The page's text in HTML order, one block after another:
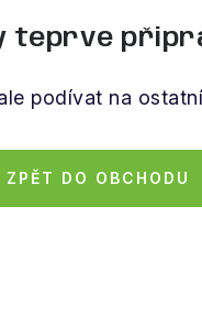
teprve
podívat na
ZPĚT DO OBCHODU